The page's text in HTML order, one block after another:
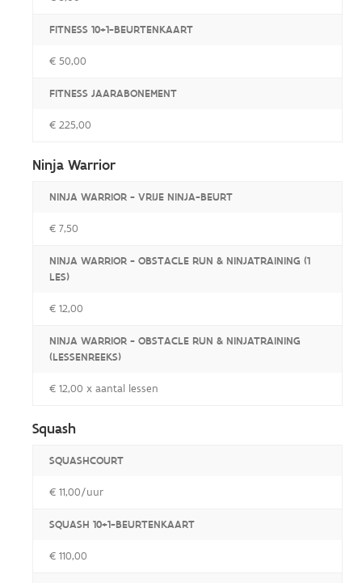
FITNESS 10+1-BEURTENKAART
€ 50,00
FITNESS JAARABONEMENT
€ 225,00
Ninja Warrior
NINJA WARRIOR - VRIJE NINJA-BEURT
€ 7,50
NINJA WARRIOR - OBSTACLE RUN & NINJATRAINING (1
LES)
€ 12,00
NINJA WARRIOR - OBSTACLE RUN & NINJATRAINING
(LESSENREEKS)
€ 12,00 x aantal lessen
Squash
SQUASHCOURT
€ 11,00/uur
SQUASH 10+1-BEURTENKAART
€ 110,00